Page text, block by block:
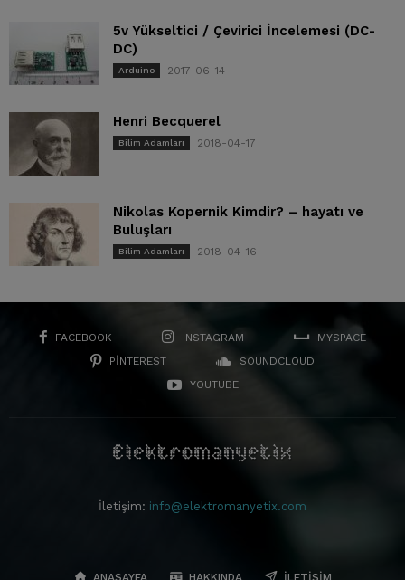
5v Yükseltici / Çevirici İncelemesi (DC-
DC)
Arduino 2017-06-14
Henri Becquerel
Bilim Adamları 2018-04-17
Nikolas Kopernik Kimdir? – hayatı ve
Buluşları
Bilim Adamları 2018-04-16
FACEBOOK INSTAGRAM
MYSPACE
PINTEREST
SOUNDCLOUD
YOUTUBE
İletişim: info@elektromanyetix.com
ANASAYFA HAKKINDA İLETIŞIM